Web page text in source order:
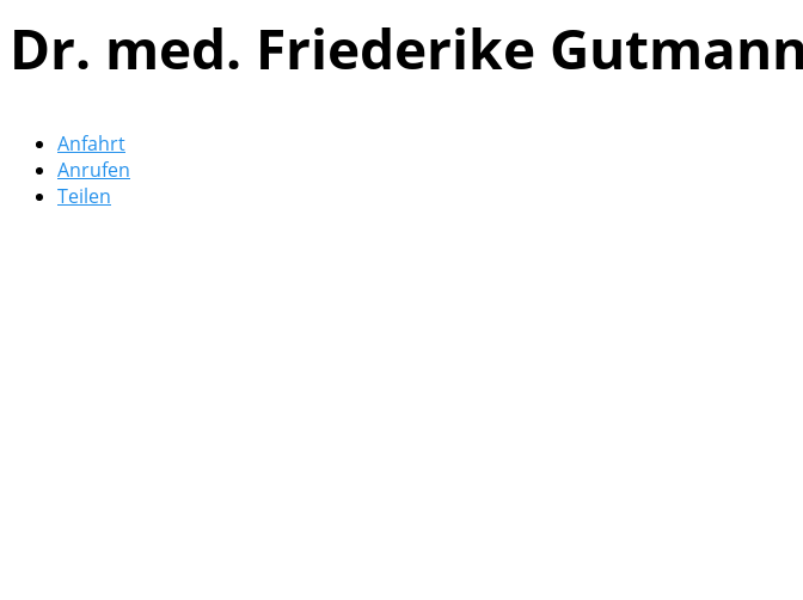
Dr. med. Friederike Gutmann
Anfahrt
Anrufen
Teilen